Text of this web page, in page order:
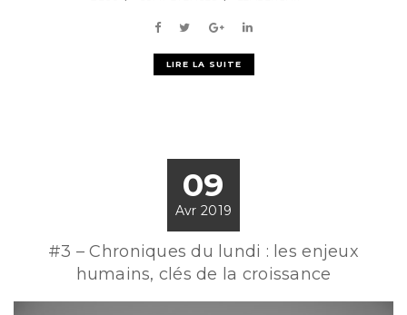
LIRE LA SUITE
09
Avr 2019
#3 – Chroniques du lundi : les enjeux
humains, clés de la croissance